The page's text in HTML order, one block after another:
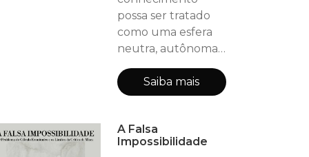
princípio que
estrutura o
intercâmbi
possa ser tratado
como uma esfera
neutra, autônoma,
suspensa acima da
vida social. Contra a
separação entre
entre teoria e
práxis, entre “jovem
Saiba mais
A Falsa
Impossibilidade